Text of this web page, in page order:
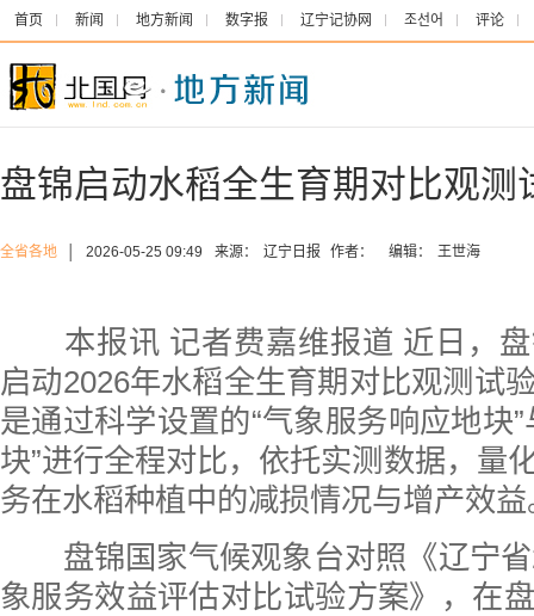
首页 新闻 地方新闻 数字报 辽宁记协网 조선어 评论
盘锦启动水稻全生育期对比观测
全省各地 2026-05-25 09:49 来源： 辽宁日报 作者： 编辑： 王世海
本报讯 记者费嘉维报道 近日，盘
启动2026年水稻全生育期对比观测试
是通过科学设置的“气象服务响应地块
块”进行全程对比，依托实测数据，量
务在水稻种植中的减损情况与增产效益
盘锦国家气候观象台对照《辽宁省
象服务效益评估对比试验方案》，在